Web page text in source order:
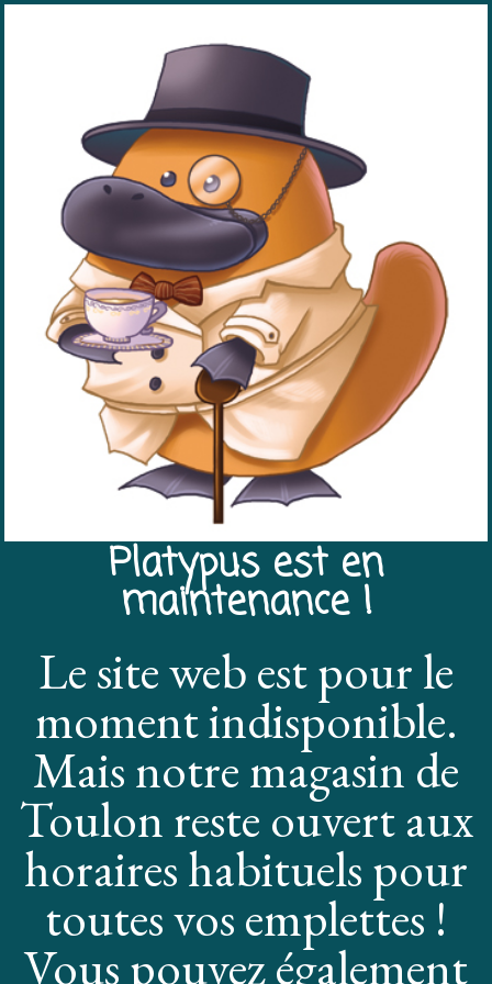
Platypus est en
maintenance !
Le site web est pour le
moment indisponible.
Mais notre magasin de
Toulon reste ouvert aux
horaires habituels pour
toutes vos emplettes !
Vous pouvez également